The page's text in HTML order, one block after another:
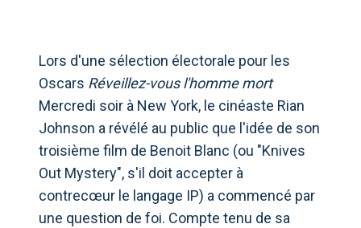
Lors d'une sélection électorale pour les
Oscars Réveillez-vous l'homme mort
Mercredi soir à New York, le cinéaste Rian
Johnson a révélé au public que l'idée de son
troisième film de Benoit Blanc (ou "Knives
Out Mystery", s'il doit accepter à
contrecœur le langage IP) a commencé par
une question de foi. Compte tenu de sa